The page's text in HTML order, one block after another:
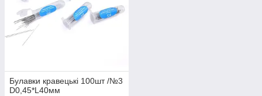
Булавки кравецькі 100шт /№3
D0,45*L40мм